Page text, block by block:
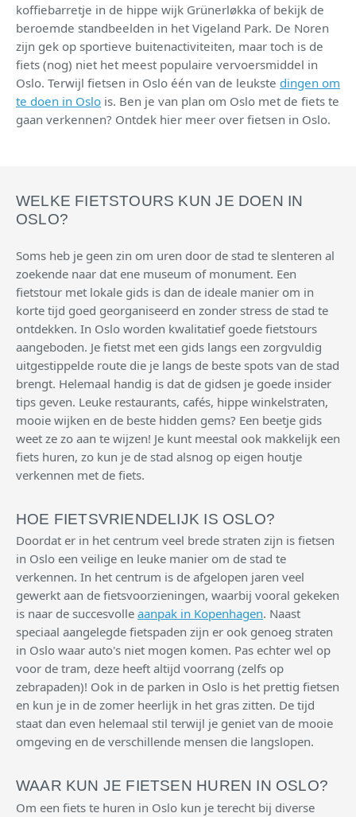
koffiebarretje in de hippe wijk Grünerløkka of bekijk de
beroemde standbeelden in het Vigeland Park. De Noren
zijn gek op sportieve buitenactiviteiten, maar toch is de
fiets (nog) niet het meest populaire vervoersmiddel in
Oslo. Terwijl fietsen in Oslo één van de leukste dingen om
te doen in Oslo is. Ben je van plan om Oslo met de fiets te
gaan verkennen? Ontdek hier meer over fietsen in Oslo.
WELKE FIETSTOURS KUN JE DOEN IN
OSLO?
Soms heb je geen zin om uren door de stad te slenteren al
zoekende naar dat ene museum of monument. Een
fietstour met lokale gids is dan de ideale manier om in
korte tijd goed georganiseerd en zonder stress de stad te
ontdekken. In Oslo worden kwalitatief goede fietstours
aangeboden. Je fietst met een gids langs een zorgvuldig
uitgestippelde route die je langs de beste spots van de stad
brengt. Helemaal handig is dat de gidsen je goede insider
tips geven. Leuke restaurants, cafés, hippe winkelstraten,
mooie wijken en de beste hidden gems? Een beetje gids
weet ze zo aan te wijzen! Je kunt meestal ook makkelijk een
fiets huren, zo kun je de stad alsnog op eigen houtje
verkennen met de fiets.
HOE FIETSVRIENDELIJK IS OSLO?
Doordat er in het centrum veel brede straten zijn is fietsen
in Oslo een veilige en leuke manier om de stad te
verkennen. In het centrum is de afgelopen jaren veel
gewerkt aan de fietsvoorzieningen, waarbij vooral gekeken
is naar de succesvolle aanpak in Kopenhagen. Naast
speciaal aangelegde fietspaden zijn er ook genoeg straten
in Oslo waar auto's niet mogen komen. Pas echter wel op
voor de tram, deze heeft altijd voorrang (zelfs op
zebrapaden)! Ook in de parken in Oslo is het prettig fietsen
en kun je in de zomer heerlijk in het gras zitten. De tijd
staat dan even helemaal stil terwijl je geniet van de mooie
omgeving en de verschillende mensen die langslopen.
WAAR KUN JE FIETSEN HUREN IN OSLO?
Om een fiets te huren in Oslo kun je terecht bij diverse